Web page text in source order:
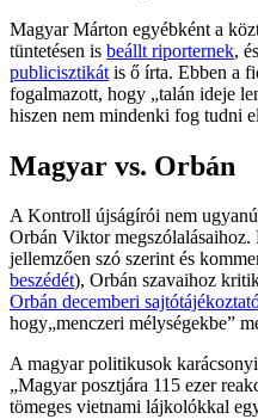
Magyar Márton egyébként a
tüntetésen is beállt riporternek,
publicisztikát is ő írta. Ebben a
fogalmazott, hogy „talán ideje
hiszen nem mindenki fog tudni
Magyar vs. Orbán
A Kontroll újságírói nem
Orbán Viktor
jellemzően szó szerint és
beszédét), Orbán szavaihoz
Orbán decemberi
hogy„menczeri mélységekbe”
A magyar politikusok
„Magyar posztjára 115 ezer
tömeges vietnami lájkolókkal